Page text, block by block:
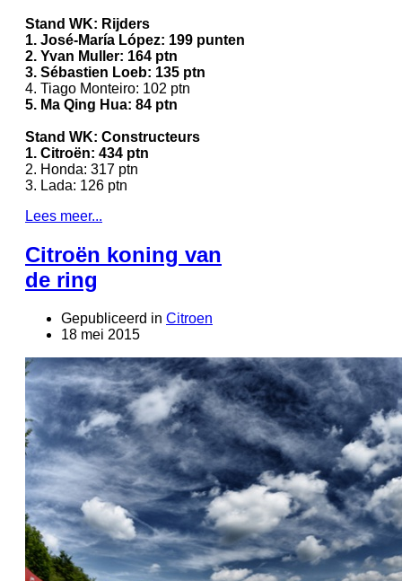
Stand WK: Rijders
1. José-María López: 199 punten
2. Yvan Muller: 164 ptn
3. Sébastien Loeb: 135 ptn
4. Tiago Monteiro: 102 ptn
5. Ma Qing Hua: 84 ptn
Stand WK: Constructeurs
1. Citroën: 434 ptn
2. Honda: 317 ptn
3. Lada: 126 ptn
Lees meer...
Citroën koning van
de ring
Gepubliceerd in Citroen
18 mei 2015